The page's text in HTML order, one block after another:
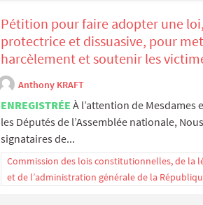
Pétition pour faire adopter une loi,
protectrice et dissuasive, pour
harcèlement et soutenir les
Anthony KRAFT
ENREGISTRÉE À l’attention de Mesdames
les Députés de l’Assemblée nationale,
signataires de...
Commission des lois constitutionnelles, de la
et de l’administration générale de la